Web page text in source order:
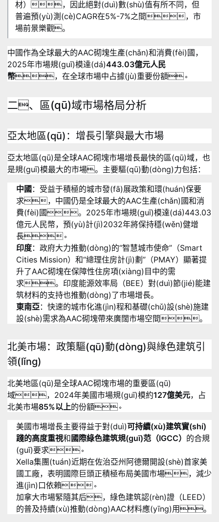
材），因此絕對(duì)數(shù)值有所不同，但
普遍預(yù)測(cè)CAGR在5%-7%之間，市
場前景樂觀。
中國作為全球最大的AAC砌塊生產(chǎn)和消費(fèi)國，
2025年市場規(guī)模達(dá)443.03億元人民
幣，在全球市場中占據(jù)重要份額。
二、區(qū)域市場格局分析
亞太地區(qū)：增長引擎與最大市場
亞太地區(qū)是全球AAC砌塊市場增長最快的區(qū)域，也
是規(guī)模最大的市場。主要驅(qū)動(dòng)力包括：
中國 ：受益于積極的城市發(fā)展政策和環(huán)保要
求，中國仍是全球最大的AAC生產(chǎn)國和消
費(fèi)國。2025年市場規(guī)模達(dá)443.03
億元人民幣，預(yù)計(jì)2032年將保持穩(wěn)健增
長。
印度：政府大力推動(dòng)的“智慧城市使命”（Smart
Cities Mission）和“總理住房計(jì)劃”（PMAY）顯著提
升了AAC砌塊在保障性住房項(xiàng)目中的需
求。印度能源效率局（BEE）對(duì)節(jié)能建
筑材料的支持也推動(dòng)了市場增長。
東南亞：快速的城市化進(jìn)程和基礎(chǔ)設(shè)施建
設(shè)需求為AAC砌塊帶來廣闊市場空間。
北美市場：政策驅(qū)動(dòng)與綠色建筑引
領(lǐng)
北美地區(qū)是全球AAC砌塊市場的重要區(qū)
域，2024年美國市場規(guī)模約127億美元，占
北美市場85%以上的份額。
美國市場增長主要得益于對(duì)可持續(xù)建筑實(shí)
踐的高度重視和 國際綠色建筑規(guī)范（IGCC） 的合規
(guī)要求。
Xella集團(tuán)近期在佐治亞州阿德爾開設(shè)首家美
國工廠，表明國際巨頭正積極布局美國市場，減少
進(jìn)口依賴。
加拿大市場緊隨其后，綠色建筑認(rèn)證（LEED）
的普及持續(xù)推動(dòng)AAC材料應(yīng)用。